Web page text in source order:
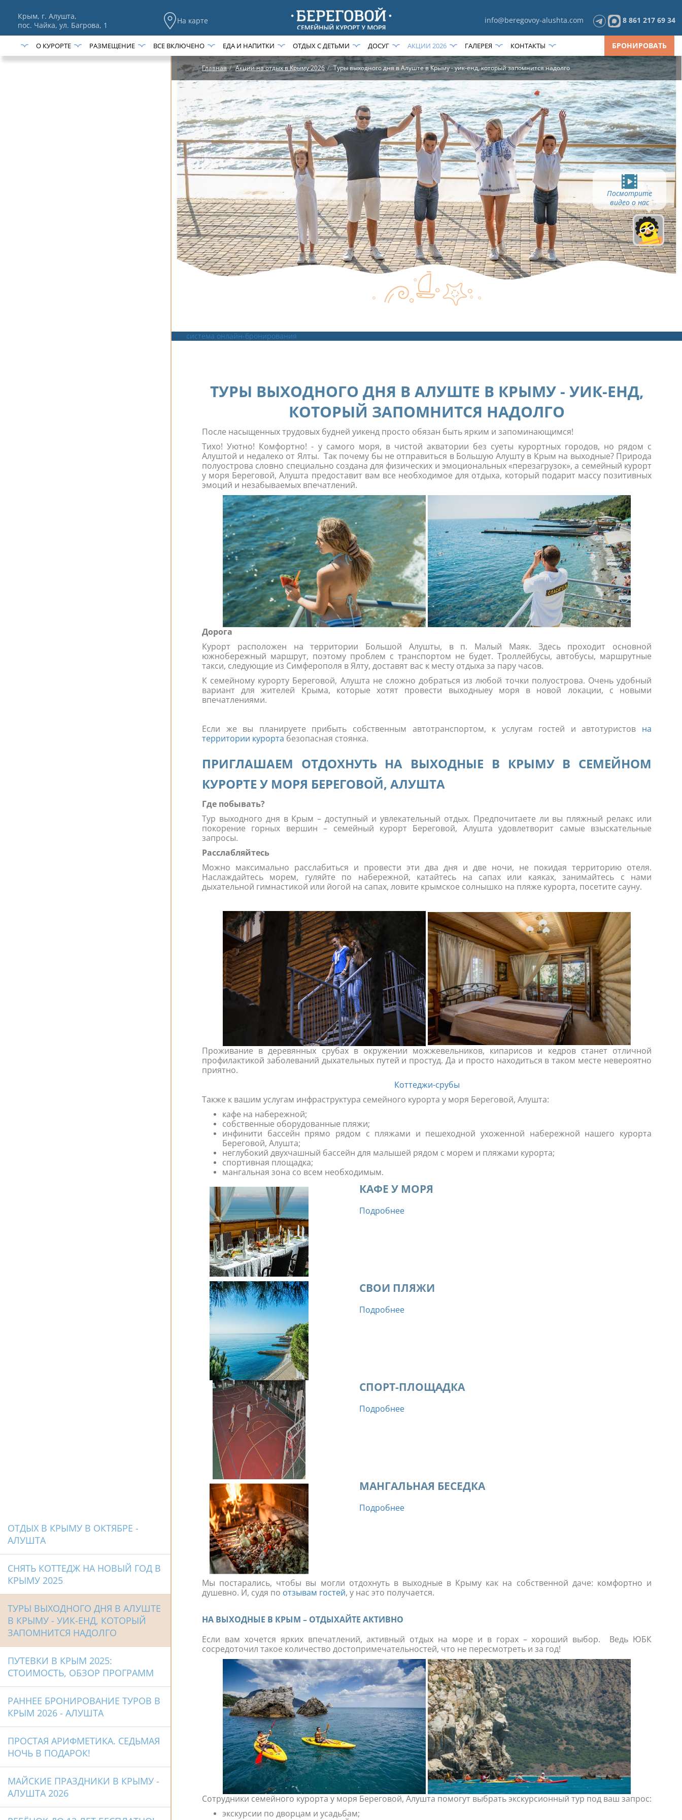
Крым, г. Алушта,
пос. Чайка, ул. Багрова, 1
На карте info@beregovoy-alushta.com 8 861 217 69 34
О КУРОРТЕ РАЗМЕЩЕНИЕ ВСЕ ВКЛЮЧЕНО ЕДА И НАПИТКИ ОТДЫХ С ДЕТЬМИ ДОСУГ АКЦИИ 2026 ГАЛЕРЕЯ КОНТАКТЫ БРОНИРОВАТЬ
ОТДЫХ В КРЫМУ В ОКТЯБРЕ -
АЛУШТА
СНЯТЬ КОТТЕДЖ НА НОВЫЙ ГОД В
КРЫМУ 2025
ТУРЫ ВЫХОДНОГО ДНЯ В АЛУШТЕ
В КРЫМУ - УИК-ЕНД, КОТОРЫЙ
ЗАПОМНИТСЯ НАДОЛГО
ПУТЕВКИ В КРЫМ 2025:
СТОИМОСТЬ, ОБЗОР ПРОГРАММ
РАННЕЕ БРОНИРОВАНИЕ ТУРОВ В
КРЫМ 2026 - АЛУШТА
ПРОСТАЯ АРИФМЕТИКА. СЕДЬМАЯ
НОЧЬ В ПОДАРОК!
МАЙСКИЕ ПРАЗДНИКИ В КРЫМУ -
АЛУШТА 2026
Главная Акции на отдых в Крыму 2026 Туры выходного дня в Алуште в Крыму - уик-енд, который запомнится надолго
Посмотрите
видео о нас
система онлайн-бронирования
ТУРЫ ВЫХОДНОГО ДНЯ В АЛУШТЕ В КРЫМУ - УИК-ЕНД,
КОТОРЫЙ ЗАПОМНИТСЯ НАДОЛГО
После насыщенных трудовых будней уикенд просто обязан быть ярким и запоминающимся!
Тихо! Уютно! Комфортно! - у самого моря, в чистой акватории без суеты курортных городов, но рядом с
Алуштой и недалеко от Ялты. Так почему бы не отправиться в Большую Алушту в Крым на выходные? Природа
полуострова словно специально создана для физических и эмоциональных «перезагрузок», а семейный курорт
у моря Береговой, Алушта предоставит вам все необходимое для отдыха, который подарит массу позитивных
эмоций и незабываемых впечатлений.
Дорога
Курорт расположен на территории Большой Алушты, в п. Малый Маяк. Здесь проходит основной
южнобережный маршрут, поэтому проблем с транспортом не будет. Троллейбусы, автобусы, маршрутные
такси, следующие из Симферополя в Ялту, доставят вас к месту отдыха за пару часов.
К семейному курорту Береговой, Алушта не сложно добраться из любой точки полуострова. Очень удобный
вариант для жителей Крыма, которые хотят провести выходныеу моря в новой локации, с новыми
впечатлениями.
Если же вы планируете прибыть собственным автотранспортом, к услугам гостей и автотуристов на
территории курорта безопасная стоянка.
ПРИГЛАШАЕМ ОТДОХНУТЬ НА ВЫХОДНЫЕ В КРЫМУ В СЕМЕЙНОМ
КУРОРТЕ У МОРЯ БЕРЕГОВОЙ, АЛУШТА
Где побывать?
Тур выходного дня в Крым – доступный и увлекательный отдых. Предпочитаете ли вы пляжный релакс или
покорение горных вершин – семейный курорт Береговой, Алушта удовлетворит самые взыскательные
запросы.
Расслабляйтесь
Можно максимально расслабиться и провести эти два дня и две ночи, не покидая территорию отеля.
Наслаждайтесь морем, гуляйте по набережной, катайтесь на сапах или каяках, занимайтесь с нами
дыхательной гимнастикой или йогой на сапах, ловите крымское солнышко на пляже курорта, посетите сауну.
Проживание в деревянных срубах в окружении можжевельников, кипарисов и кедров станет отличной
профилактикой заболеваний дыхательных путей и простуд. Да и просто находиться в таком месте невероятно
приятно.
Коттеджи-срубы
Также к вашим услугам инфраструктура семейного курорта у моря Береговой, Алушта:
кафе на набережной;
собственные оборудованные пляжи;
инфинити бассейн прямо рядом с пляжами и пешеходной ухоженной набережной нашего курорта
Береговой, Алушта;
неглубокий двухчашный бассейн для малышей рядом с морем и пляжами курорта;
спортивная площадка;
мангальная зона со всем необходимым.
КАФЕ У МОРЯ
Подробнее
СВОИ ПЛЯЖИ
Подробнее
СПОРТ-ПЛОЩАДКА
Подробнее
МАНГАЛЬНАЯ БЕСЕДКА
Подробнее
Мы постарались, чтобы вы могли отдохнуть в выходные в Крыму как на собственной даче: комфортно и
душевно. И, судя по отзывам гостей, у нас это получается.
НА ВЫХОДНЫЕ В КРЫМ – ОТДЫХАЙТЕ АКТИВНО
Если вам хочется ярких впечатлений, активный отдых на море и в горах – хороший выбор. Ведь ЮБК
сосредоточил такое количество достопримечательностей, что не пересмотреть и за год!
Сотрудники семейного курорта у моря Береговой, Алушта помогут выбрать экскурсионный тур под ваш запрос:
экскурсии по дворцам и усадьбам;